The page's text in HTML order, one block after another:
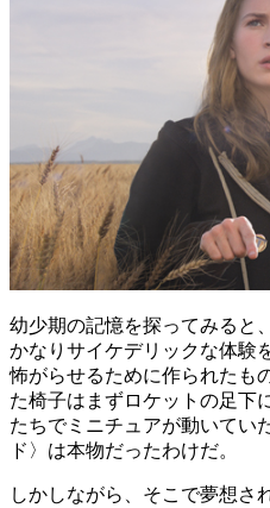
幼少期の記憶を探ってみると
かなりサイケデリックな体験
怖がらせるために作られたも
た椅子はまずロケットの足下
たちでミニチュアが動いてい
ド〉は本物だったわけだ。
しかしながら、そこで夢想さ